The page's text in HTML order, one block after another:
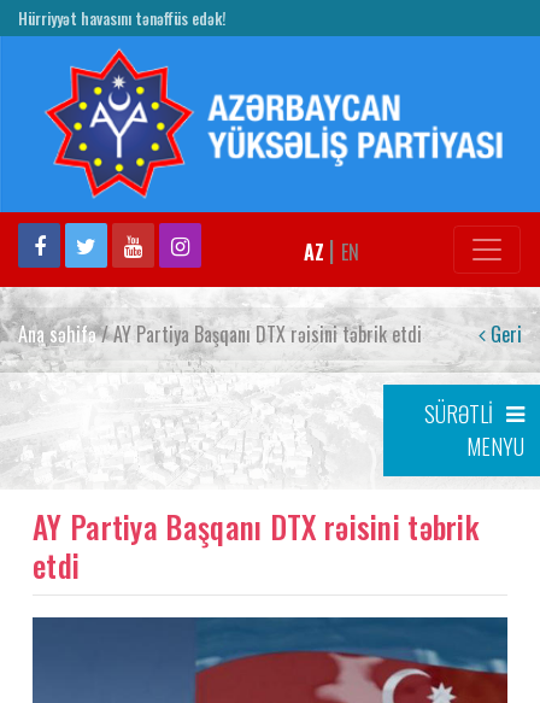
Hürriyyət havasını tənəffüs edək!
AZ | EN
Ana səhifə/ AY Partiya Başqanı DTX rəisini təbrik etdi Geri
SÜRƏTLİ
MENYU
AY Partiya Başqanı DTX rəisini təbrik
etdi